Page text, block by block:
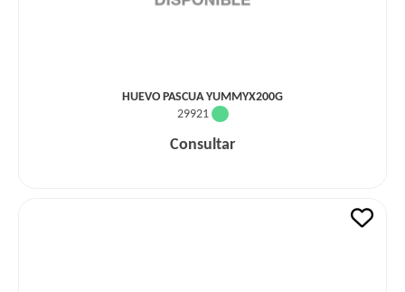
HUEVO PASCUA YUMMYX200G
29921
Consultar